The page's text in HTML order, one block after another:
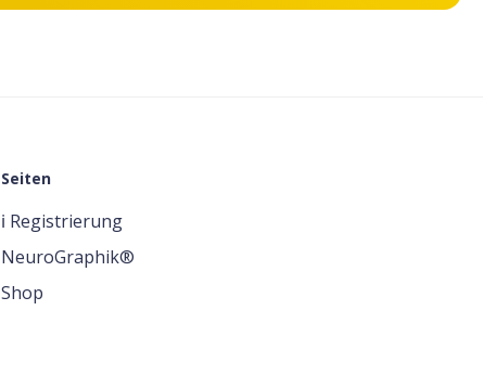
Seiten
ℹ️ Registrierung
NeuroGraphik®
Shop